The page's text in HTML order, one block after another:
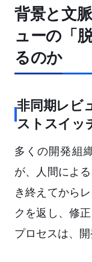
背景と文
ューの「
るのか
非同期レビ
ストスイッ
多くの開発組
が、人間によ
き終えてから
クを返し、修
プロセスは、